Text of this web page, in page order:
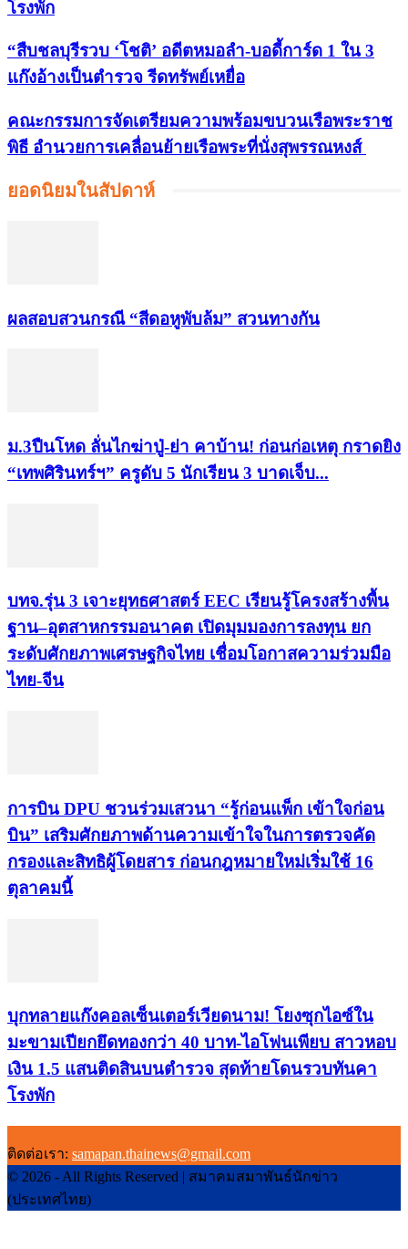
โรงพัก
“สืบชลบุรีรวบ ‘โชติ’ อดีตหมอลำ-บอดี้การ์ด 1 ใน 3
แก๊งอ้างเป็นตำรวจ รีดทรัพย์เหยื่อ
คณะกรรมการจัดเตรียมความพร้อมขบวนเรือพระราช
พิธี อำนวยการเคลื่อนย้ายเรือพระที่นั่งสุพรรณหงส์
ยอดนิยมในสัปดาห์
ผลสอบสวนกรณี “สีดอหูพับล้ม” สวนทางกัน
ม.3ปืนโหด ลั่นไกฆ่าปู่-ย่า คาบ้าน! ก่อนก่อเหตุ กราดยิง
“เทพศิรินทร์ฯ” ครูดับ 5 นักเรียน 3 บาดเจ็บ...
บทจ.รุ่น 3 เจาะยุทธศาสตร์ EEC เรียนรู้โครงสร้างพื้น
ฐาน–อุตสาหกรรมอนาคต เปิดมุมมองการลงทุน ยก
ระดับศักยภาพเศรษฐกิจไทย เชื่อมโอกาสความร่วมมือ
ไทย-จีน
การบิน DPU ชวนร่วมเสวนา “รู้ก่อนแพ็ก เข้าใจก่อน
บิน” เสริมศักยภาพด้านความเข้าใจในการตรวจคัด
กรองและสิทธิผู้โดยสาร ก่อนกฎหมายใหม่เริ่มใช้ 16
ตุลาคมนี้
บุกทลายแก๊งคอลเซ็นเตอร์เวียดนาม! โยงซุกไอซ์ใน
มะขามเปียกยึดทองกว่า 40 บาท-ไอโฟนเพียบ สาวหอบ
เงิน 1.5 แสนติดสินบนตำรวจ สุดท้ายโดนรวบทันคา
โรงพัก
ติดต่อเรา: samapan.thainews@gmail.com
© 2026 - All Rights Reserved | สมาคมสมาพันธ์นักข่าว
(ประเทศไทย)